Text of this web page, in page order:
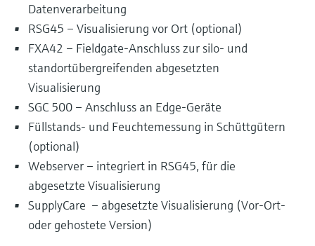
Datenverarbeitung
RSG45 – Visualisierung vor Ort (optional)
FXA42 – Fieldgate-Anschluss zur silo- und
standortübergreifenden abgesetzten
Visualisierung
SGC 500 – Anschluss an Edge-Geräte
Füllstands- und Feuchtemessung in Schüttgütern
(optional)
Webserver – integriert in RSG45, für die
abgesetzte Visualisierung
SupplyCare – abgesetzte Visualisierung (Vor-Ort-
oder gehostete Version)